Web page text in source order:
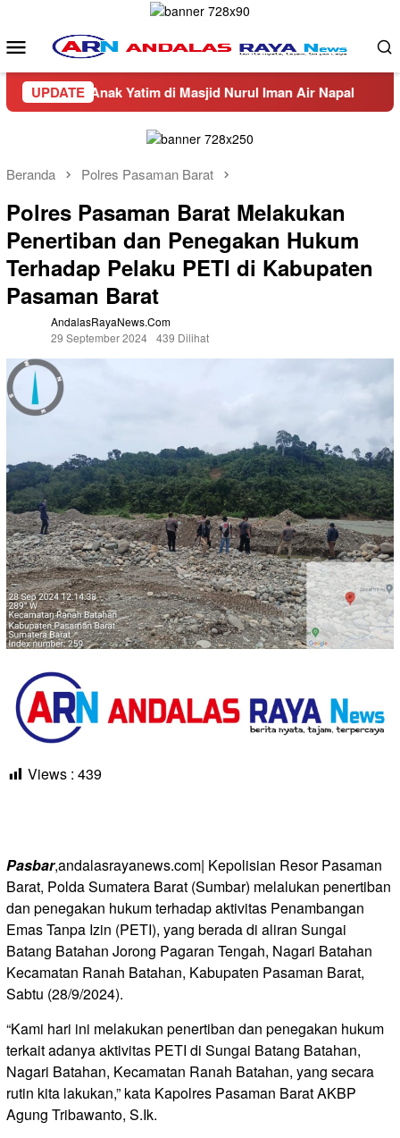
konten
Menu
Mobile
UPDATE
Anak Yatim di Masjid Nurul Iman Air Napal Truck
Beranda Polres Pasaman Barat
Polres Pasaman Barat Melakukan
Penertiban dan Penegakan Hukum
Terhadap Pelaku PETI di Kabupaten
Pasaman Barat
AndalasRayaNews.com
29 September 2024 439 Dilihat
Views : 439
Pasbar,andalasrayanews.com| Kepolisian Resor Pasaman
Barat, Polda Sumatera Barat (Sumbar) melalukan penertiban
dan penegakan hukum terhadap aktivitas Penambangan
Emas Tanpa Izin (PETI), yang berada di aliran Sungai
Batang Batahan Jorong Pagaran Tengah, Nagari Batahan
Kecamatan Ranah Batahan, Kabupaten Pasaman Barat,
Sabtu (28/9/2024).
“Kami hari ini melakukan penertiban dan penegakan hukum
terkait adanya aktivitas PETI di Sungai Batang Batahan,
Nagari Batahan, Kecamatan Ranah Batahan, yang secara
rutin kita lakukan,” kata Kapolres Pasaman Barat AKBP
Agung Tribawanto, S.Ik.